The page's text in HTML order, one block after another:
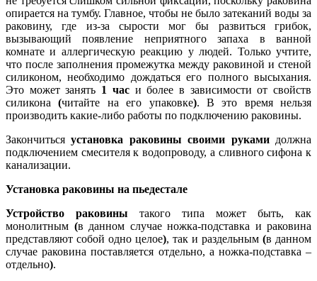
опирается на тумбу. Главное, чтобы не было затеканий воды за
раковину, где из-за сырости мог бы развиться грибок,
вызывающий появление неприятного запаха в ванной
комнате и аллергическую реакцию у людей. Только учтите,
что после заполнения промежутка между раковиной и стеной
силиконом, необходимо дождаться его полного высыхания.
Это может занять 1 часи более в зависимости от свойств
силикона (читайте на его упаковке). В это время нельзя
производить какие-либо работы по подключению раковины.
Закончитьсяустановка раковины своими рукамидолжна
подключением смесителя к водопроводу, а сливного сифона к
канализации.
Установка раковины на пьедестале
Устройство раковины такого типа может быть, как
монолитным (в данном случае ножка-подставка и раковина
представляют собой одно целое), так и раздельным (в данном
случае раковина поставляется отдельно, а ножка-подставка –
отдельно).